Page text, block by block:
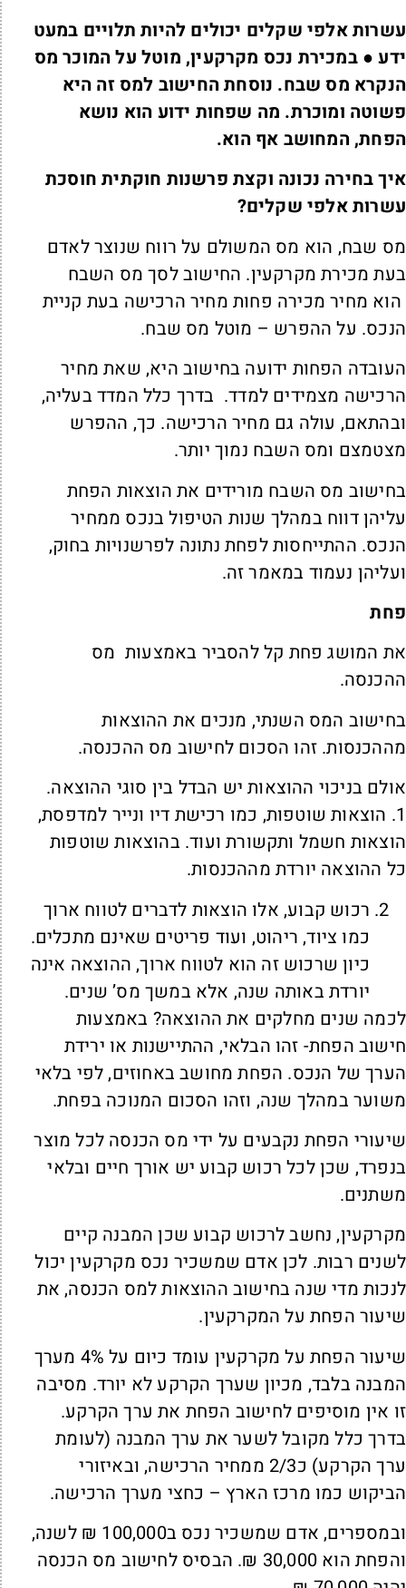
אלפי שקלים יכולים להיות תלויים במעט
● במכירת נכס מקרקעין, מוטל על המוכר מס
מס שבח. נוסחת החישוב למס זה היא
ומוכרת. מה שפחות ידוע הוא נושא
המחושב אף הוא.
בחירה נכונה וקצת פרשנות חוקתית חוסכת
אלפי שקלים?
שבח, הוא מס המשולם על רווח שנוצר לאדם
מכירת מקרקעין. החישוב לסך מס השבח
מחיר מכירה פחות מחיר הרכישה בעת קניית
על ההפרש – מוטל מס שבח.
הפחות ידועה בחישוב היא, שאת מחיר
מצמידים למדד. בדרך כלל המדד בעליה,
עולה גם מחיר הרכישה. כך, ההפרש
ומס השבח נמוך יותר.
מס השבח מורידים את הוצאות הפחת
דווח במהלך שנות הטיפול בנכס ממחיר
ההתייחסות לפחת נתונה לפרשנויות בחוק,
נעמוד במאמר זה.
המושג פחת קל להסביר באמצעות מס
המס השנתי, מנכים את ההוצאות
זהו הסכום לחישוב מס ההכנסה.
בניכוי ההוצאות יש הבדל בין סוגי ההוצאה.
1. הוצאות שוטפות, כמו רכישת דיו ונייר למדפסת,
חשמל ותקשורת ועוד. בהוצאות שוטפות
ההוצאה יורדת מההכנסות.
רכוש קבוע, אלו הוצאות לדברים לטווח ארוך
כמו ציוד, ריהוט, ועוד פריטים שאינם מתכלים.
כיון שרכוש זה הוא לטווח ארוך, ההוצאה אינה
יורדת באותה שנה, אלא במשך מס’ שנים.
שנים מחלקים את ההוצאה? באמצעות
הפחת- זהו הבלאי, ההתיישנות או ירידת
של הנכס. הפחת מחושב באחוזים, לפי בלאי
במהלך שנה, וזהו הסכום המנוכה בפחת.
הפחת נקבעים על ידי מס הכנסה לכל מוצר
שכן לכל רכוש קבוע יש אורך חיים ובלאי
נחשב לרכוש קבוע שכן המבנה קיים
רבות. לכן אדם שמשכיר נכס מקרקעין יכול
מדי שנה בחישוב ההוצאות למס הכנסה, את
הפחת על המקרקעין.
שיעור הפחת על מקרקעין עומד כיום על 4% מערך
בלבד, מכיון שערך הקרקע לא יורד. מסיבה
אין מוסיפים לחישוב הפחת את ערך הקרקע.
כלל מקובל לשער את ערך המבנה (לעומת
ערך הקרקע) כ2/3 ממחיר הרכישה, ובאיזורי
כמו מרכז הארץ – כחצי מערך הרכישה.
ובמספרים, אדם שמשכיר נכס ב100,000 ₪ לשנה,
והפחת הוא 30,000 ₪. הבסיס לחישוב מס הכנסה